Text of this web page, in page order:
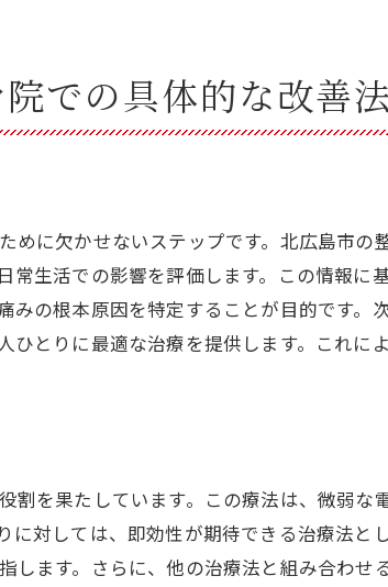
効果を高めるための心得
ア方法とその重要性
めの食事と栄養管理
を支える心の健康
ンを大切にする治療の進め方
での具体的な改善法
に欠かせないステップです。北広島市の
生活での影響を評価します。この情報に
の根本原因を特定することが目的です。
とりに最適な治療を提供します。これに
を果たしています。この療法は、微弱な
対しては、即効性が期待できる治療法と
ます。さらに、他の治療法と組み合わせ